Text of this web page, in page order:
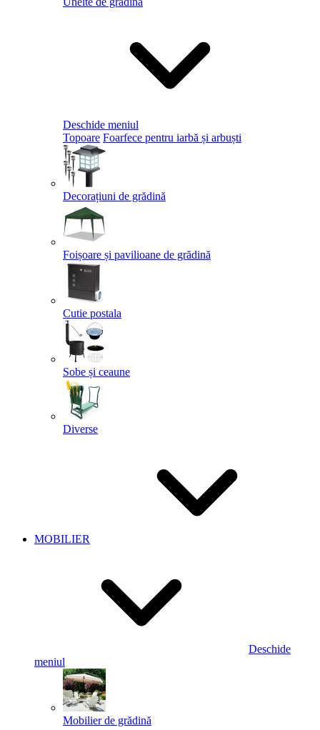
Deschide meniul
Topoare Foarfece pentru iarbă și arbuști
Decorațiuni de grădină
Foișoare și pavilioane de grădină
Cutie postala
Sobe și ceaune
Diverse
MOBILIER
Deschide
meniul
Mobilier de grădină